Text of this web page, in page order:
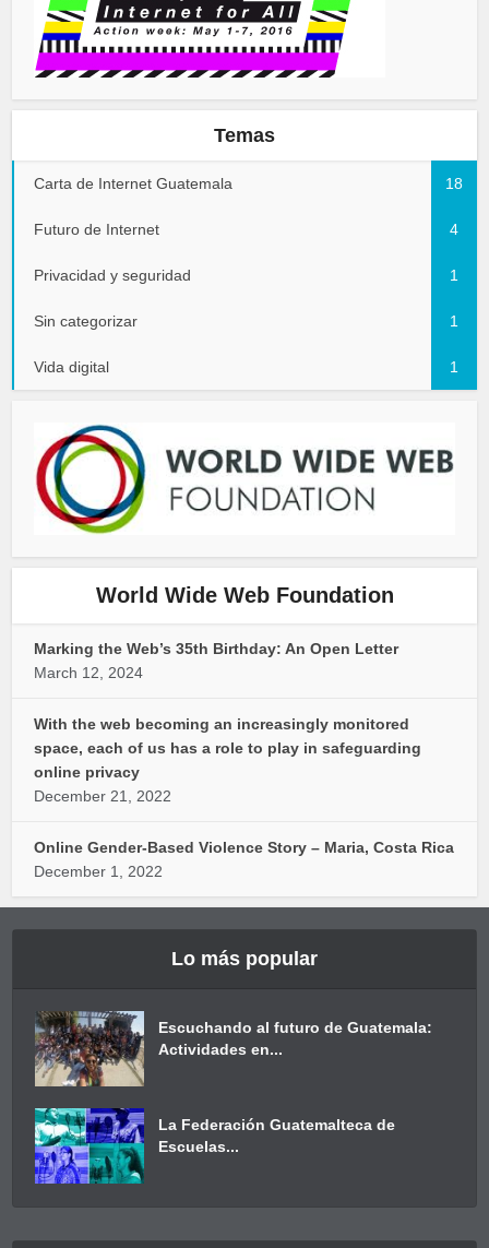
Temas
Carta de Internet Guatemala 18
Futuro de Internet 4
Privacidad y seguridad 1
Sin categorizar 1
Vida digital 1
World Wide Web Foundation
Marking the Web’s 35th Birthday: An Open Letter
March 12, 2024
With the web becoming an increasingly monitored
space, each of us has a role to play in safeguarding
online privacy
December 21, 2022
Online Gender-Based Violence Story – Maria, Costa Rica
December 1, 2022
Lo más popular
Escuchando al futuro de Guatemala:
Actividades en...
La Federación Guatemalteca de
Escuelas...